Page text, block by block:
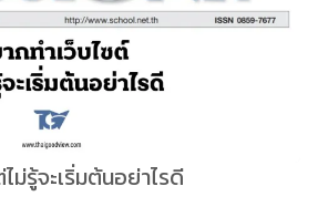
ม่รู้จะเริ่มต้นอย่าไรดี